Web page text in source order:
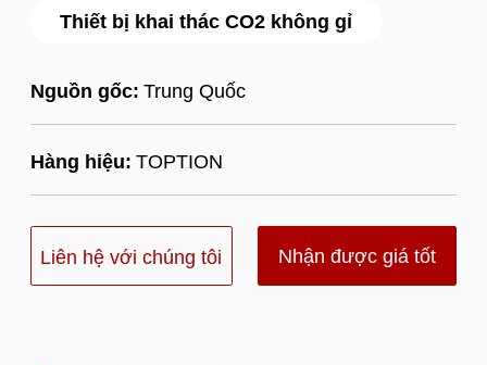
Thiết bị khai thác CO2 không gỉ
Nguồn gốc: Trung Quốc
Hàng hiệu: TOPTION
Liên hệ với chúng tôi Nhận được giá tốt